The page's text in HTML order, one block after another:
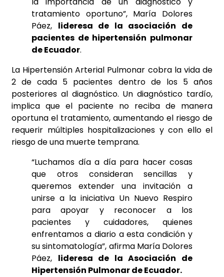
tratamiento oportuno”, María Dolores
Páez, lideresa de la asociación de
pacientes de hipertensión pulmonar
de Ecuador.
La Hipertensión Arterial Pulmonar cobra la vida de
2 de cada 5 pacientes dentro de los 5 años
posteriores al diagnóstico. Un diagnóstico tardío,
implica que el paciente no reciba de manera
oportuna el tratamiento, aumentando el riesgo de
requerir múltiples hospitalizaciones y con ello el
riesgo de una muerte temprana.
“Luchamos día a día para hacer cosas
que otros consideran sencillas y
queremos extender una invitación a
unirse a la iniciativa Un Nuevo Respiro
para apoyar y reconocer a los
pacientes y cuidadores, quienes
enfrentamos a diario a esta condición y
su sintomatología”, afirma María Dolores
Páez, lideresa de la Asociación de
Hipertensión Pulmonar de Ecuador.